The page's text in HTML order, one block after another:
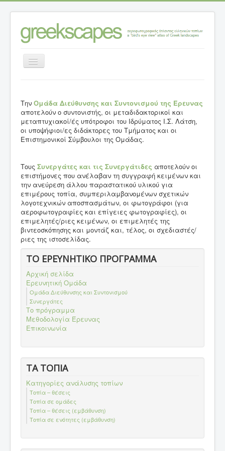
Εναλλαγή
πλοήγησης
Την Ομάδα Διεύθυνσης και Συντονισμού της Έρευνας
αποτελούν ο συντονιστής, οι μεταδιδακτορικοί και
μεταπτυχιακοί/ές υπότροφοι του Ιδρύματος Ι.Σ. Λάτση,
οι υποψήφιοι/ες διδάκτορες του Τμήματος και οι
Επιστημονικοί Σύμβουλοι της Ομάδας.
Τους Συνεργάτες και τις Συνεργάτιδες αποτελούν οι
επιστήμονες που ανέλαβαν τη συγγραφή κειμένων και
την ανεύρεση άλλου παραστατικού υλικού για
επιμέρους τοπία, συμπεριλαμβανομένων σχετικών
λογοτεχνικών αποσπασμάτων, οι φωτογράφοι (για
αεροφωτογραφίες και επίγειες φωτογραφίες), οι
επιμελητές/ριες κειμένων, οι επιμελητές της
βιντεοσκόπησης και μοντάζ και, τέλος, οι σχεδιαστές/
ριες της ιστοσελίδας.
ΤΟ ΕΡΕΥΝΗΤΙΚΟ ΠΡΟΓΡΑΜΜΑ
Αρχική σελίδα
Ερευνητική Ομάδα
Ομάδα Διεύθυνσης και Συντονισμού
Συνεργάτες
Το πρόγραμμα
Μεθοδολογία Έρευνας
Επικοινωνία
ΤΑ ΤΟΠΙΑ
Κατηγορίες ανάλυσης τοπίων
Τοπία – θέσεις
Τοπία σε ομάδες
Τοπία – θέσεις (εμβάθυνση)
Τοπία σε ενότητες (εμβάθυνση)